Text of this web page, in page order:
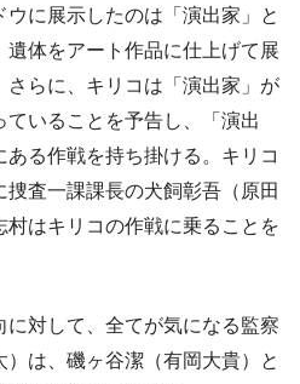
に展示したのは「演出家」と
体をアート作品に仕上げて展
らに、キリコは「演出家」が
いることを予告し、「演出
る作戦を持ち掛ける。キリコ
査一課課長の犬飼彰吾（原田
はキリコの作戦に乗ることを
対して、全てが気になる監察
は、磯ヶ谷潔（有岡大貴）と